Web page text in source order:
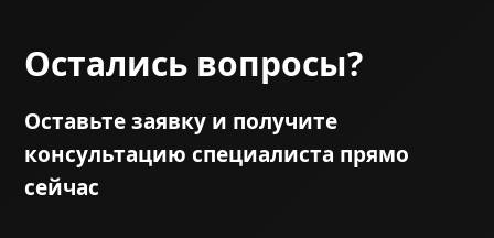
Остались вопросы?
Оставьте заявку и получите
консультацию специалиста прямо
сейчас